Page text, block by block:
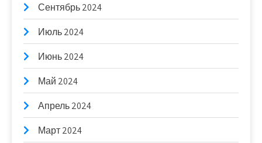
Сентябрь 2024
Июль 2024
Июнь 2024
Май 2024
Апрель 2024
Март 2024